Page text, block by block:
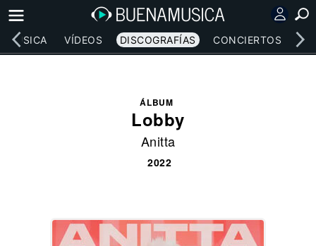
MÚSICA VÍDEOS DISCOGRAFÍAS CONCIERTOS
ÁLBUM
Lobby
Anitta
2022